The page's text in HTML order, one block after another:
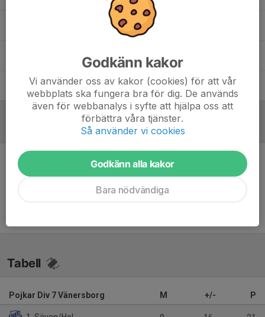
Tränare
Göran Fagerberg Assisterande tränare
Jimi JonssonAss tränare
Inget referat skrivet
Tabell
Pojkar Div 7 Vänersborg M +/- P
Godkänn kakor
Vi använder oss av kakor (cookies) för att vår
webbplats ska fungera bra för dig. De används
även för webbanalys i syfte att hjälpa oss att
förbättra våra tjänster.
Så använder vi cookies
Godkänn alla kakor
Bara nödvändiga